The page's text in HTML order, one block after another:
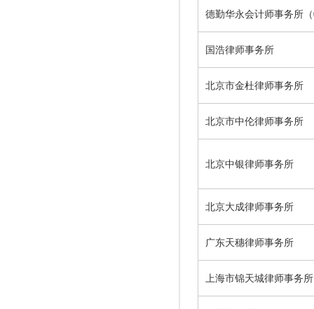
德勤华永会计师事务所
国浩律师事务所
北京市金杜律师事务所
北京市中伦律师事务所
北京中银律师事务所
北京大成律师事务所
广东天穗律师事务所
上海市锦天城律师事务所